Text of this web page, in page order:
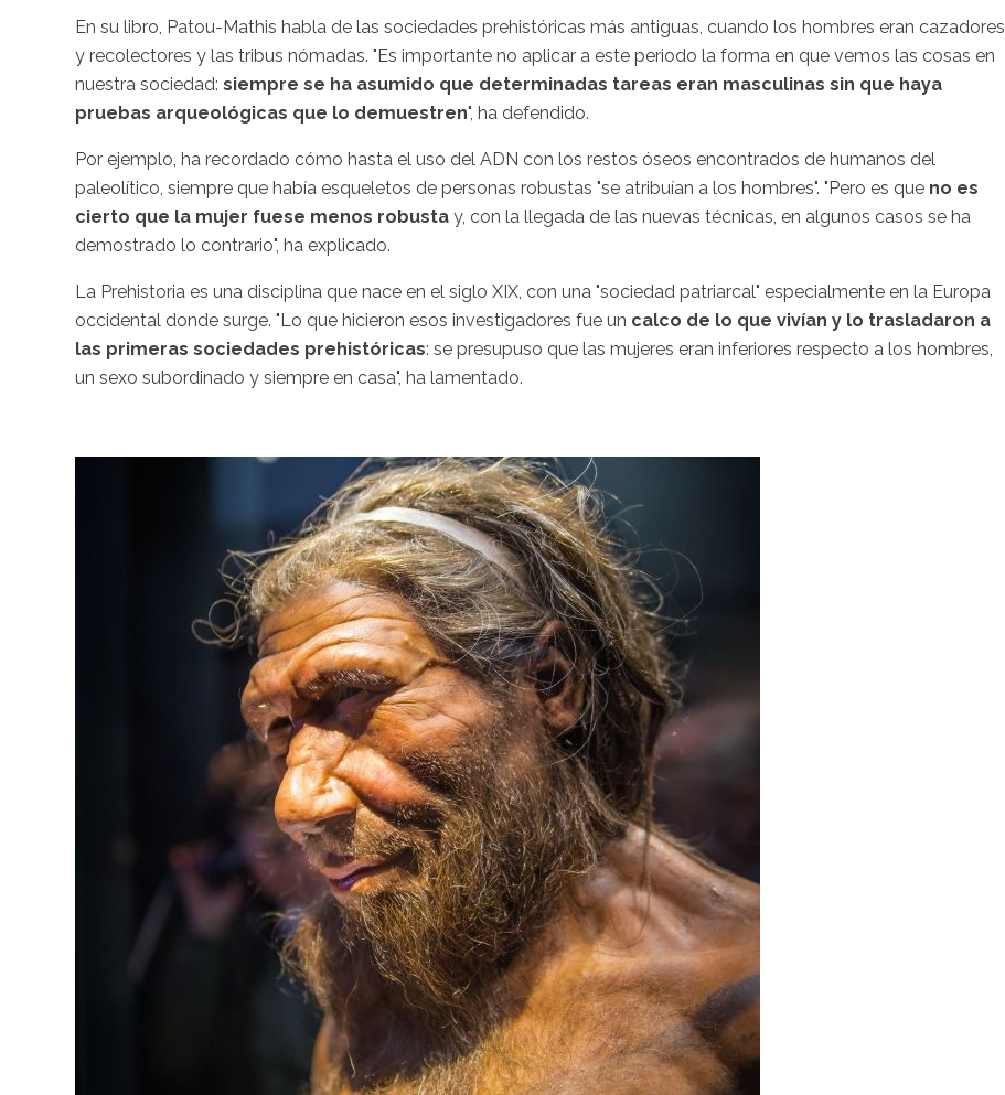
En su libro, Patou-Mathis habla de las sociedades prehistóricas más antiguas, cuando los hombres eran cazadores
y recolectores y las tribus nómadas. "Es importante no aplicar a este periodo la forma en que vemos las cosas en
nuestra sociedad: siempre se ha asumido que determinadas tareas eran masculinas sin que haya
pruebas arqueológicas que lo demuestren", ha defendido.
Por ejemplo, ha recordado cómo hasta el uso del ADN con los restos óseos encontrados de humanos del
paleolítico, siempre que había esqueletos de personas robustas "se atribuían a los hombres". "Pero es que no es
cierto que la mujer fuese menos robusta y, con la llegada de las nuevas técnicas, en algunos casos se ha
demostrado lo contrario", ha explicado.
La Prehistoria es una disciplina que nace en el siglo XIX, con una "sociedad patriarcal" especialmente en la Europa
occidental donde surge. "Lo que hicieron esos investigadores fue un calco de lo que vivían y lo trasladaron a
las primeras sociedades prehistóricas: se presupuso que las mujeres eran inferiores respecto a los hombres,
un sexo subordinado y siempre en casa", ha lamentado.